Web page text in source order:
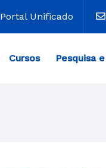
Portal Unificado
Cursos Pesquisa